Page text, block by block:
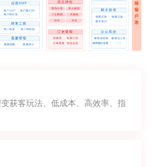
获客玩法、低成本、高效率、指